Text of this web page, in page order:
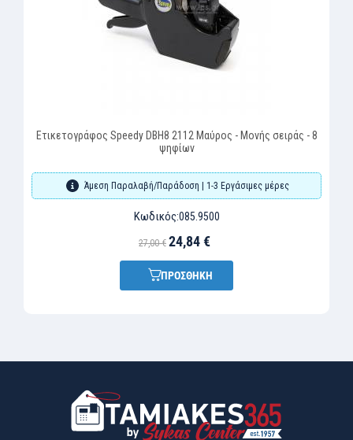
Ετικετογράφος Speedy DBH8 2112 Μαύρος - Μονής σειράς - 8
ψηφίων
Άμεση Παραλαβή/Παράδοση | 1-3 Εργάσιμες μέρες
Κωδικός:085.9500
27,00 € 24,84 €
ΠΡΟΣΘΗΚΗ